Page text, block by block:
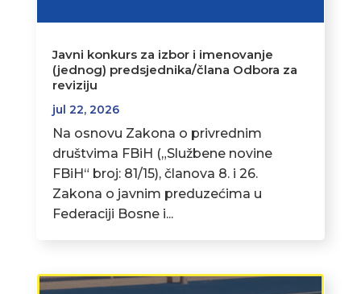
Javni konkurs za izbor i imenovanje
(jednog) predsjednika/člana Odbora za
reviziju
jul 22, 2026
Na osnovu Zakona o privrednim
društvima FBiH („Službene novine
FBiH“ broj: 81/15), članova 8. i 26.
Zakona o javnim preduzećima u
Federaciji Bosne i...